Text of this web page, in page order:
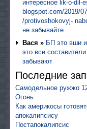
интересное lik-o-dil-
blogspot.com/2019/07
/protivoshokovyj-
не забывайте...
Вася » БП это вши
это все
забывают
Последние
Самодельное ружжо
Огонь
Как америкосы
апокалипсису
Постапокалипсис